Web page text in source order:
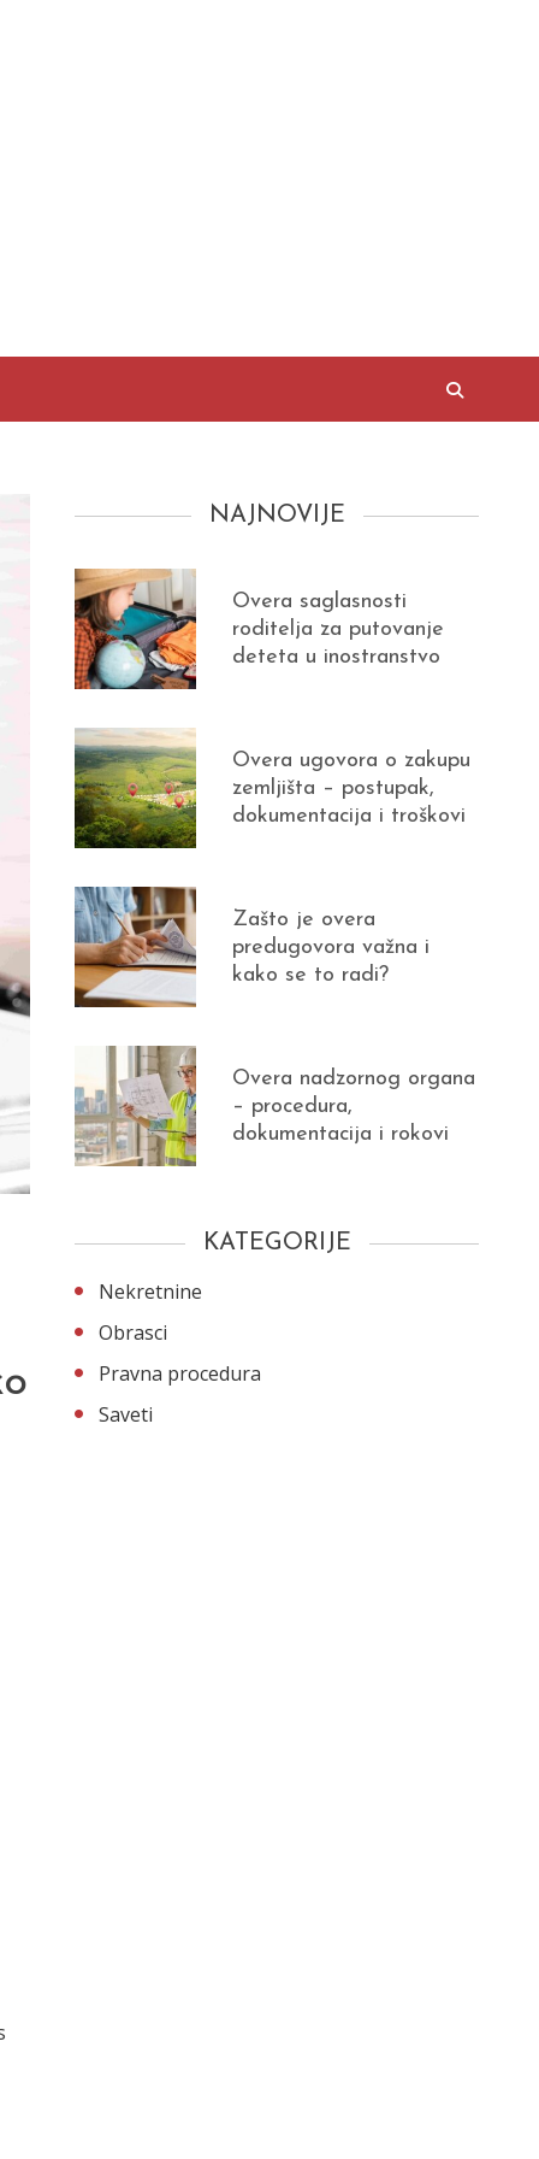
NAJNOVIJE
Overa saglasnosti
roditelja za putovanje
deteta u inostranstvo
Overa ugovora o zakupu
zemljišta – postupak,
dokumentacija i troškovi
Zašto je overa
predugovora važna i
kako se to radi?
Overa nadzornog organa
– procedura,
dokumentacija i rokovi
KATEGORIJE
Nekretnine
Obrasci
Pravna procedura
Saveti